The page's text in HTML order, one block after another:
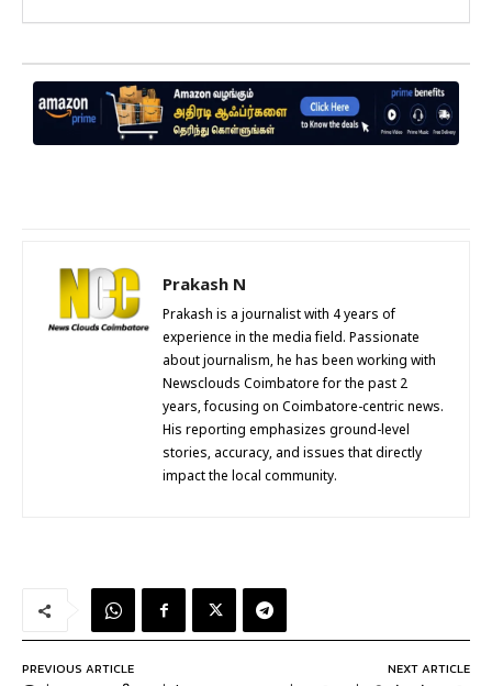
Prakash N
Prakash is a journalist with 4 years of
experience in the media field. Passionate
about journalism, he has been working with
Newsclouds Coimbatore for the past 2
years, focusing on Coimbatore-centric news.
His reporting emphasizes ground-level
stories, accuracy, and issues that directly
impact the local community.
PREVIOUS ARTICLE NEXT ARTICLE